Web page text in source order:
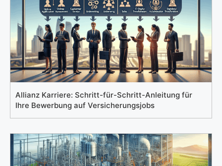
Allianz Karriere: Schritt-für-Schritt-Anleitung für
Ihre Bewerbung auf Versicherungsjobs